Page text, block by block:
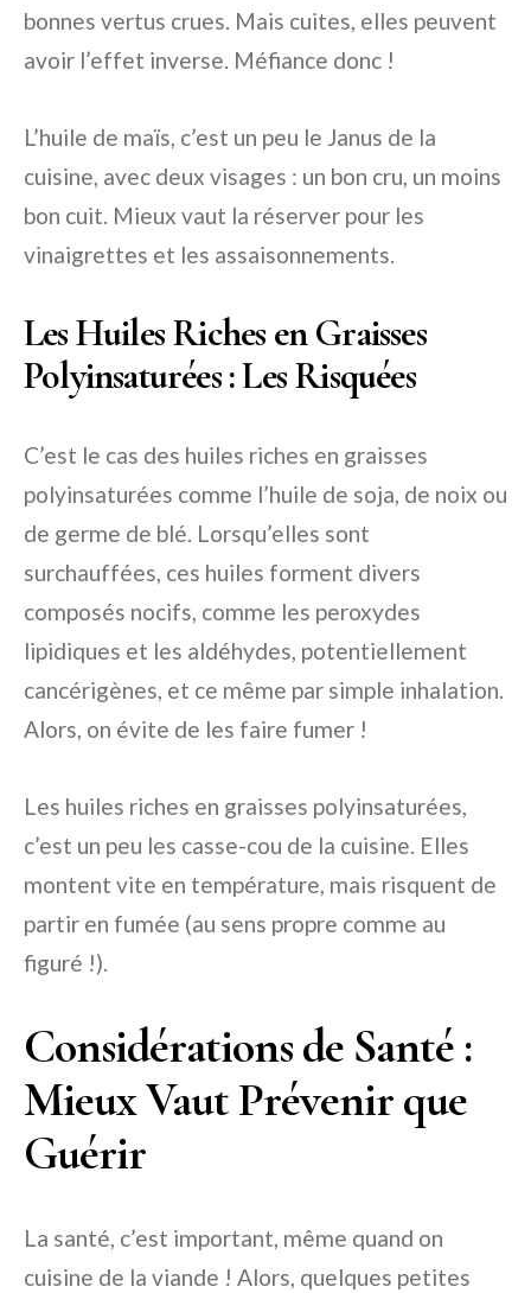
bonnes vertus crues. Mais cuites, elles peuvent
avoir l’effet inverse. Méfiance donc !
L’huile de maïs, c’est un peu le Janus de la
cuisine, avec deux visages : un bon cru, un moins
bon cuit. Mieux vaut la réserver pour les
vinaigrettes et les assaisonnements.
Les Huiles Riches en Graisses
Polyinsaturées : Les Risquées
C’est le cas des huiles riches en graisses
polyinsaturées comme l’huile de soja, de noix ou
de germe de blé. Lorsqu’elles sont
surchauffées, ces huiles forment divers
composés nocifs, comme les peroxydes
lipidiques et les aldéhydes, potentiellement
cancérigènes, et ce même par simple inhalation.
Alors, on évite de les faire fumer !
Les huiles riches en graisses polyinsaturées,
c’est un peu les casse-cou de la cuisine. Elles
montent vite en température, mais risquent de
partir en fumée (au sens propre comme au
figuré !).
Considérations de Santé :
Mieux Vaut Prévenir que
Guérir
La santé, c’est important, même quand on
cuisine de la viande ! Alors, quelques petites